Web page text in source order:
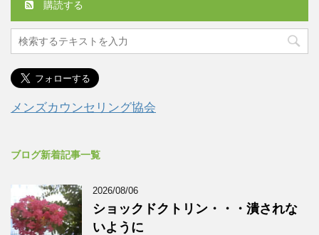
購読する
メンズカウンセリング協会
ブログ新着記事一覧
2026/08/06
ショックドクトリン・・・潰されな
いように